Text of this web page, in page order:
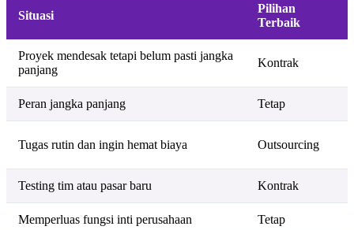
Situasi
Pilihan
Terbaik
Proyek mendesak tetapi belum pasti jangka
panjang
Kontrak
Peran jangka panjang Tetap
Tugas rutin dan ingin hemat biaya Outsourcing
Testing tim atau pasar baru Kontrak
Memperluas fungsi inti perusahaan Tetap